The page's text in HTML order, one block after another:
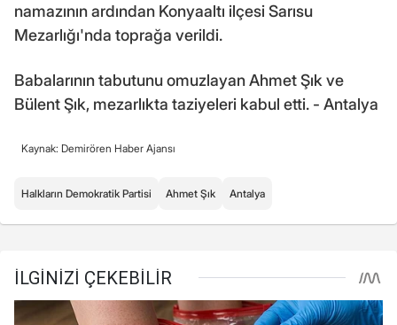
namazının ardından Konyaaltı ilçesi Sarısu
Mezarlığı'nda toprağa verildi.
Babalarının tabutunu omuzlayan Ahmet Şık ve
Bülent Şık, mezarlıkta taziyeleri kabul etti. - Antalya
Kaynak: Demirören Haber Ajansı
Halkların Demokratik Partisi Ahmet Şık Antalya